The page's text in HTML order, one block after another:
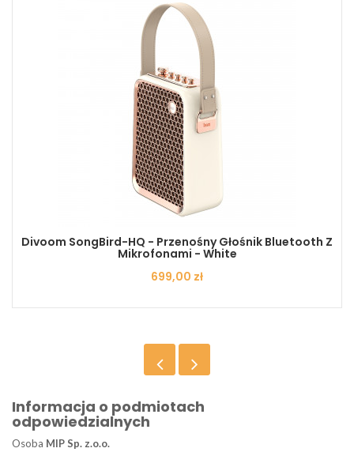
Divoom SongBird-HQ - Przenośny Głośnik Bluetooth Z
Mikrofonami - White
Cena
699,00 zł
Informacja o podmiotach
odpowiedzialnych
Osoba MIP Sp. z.o.o.